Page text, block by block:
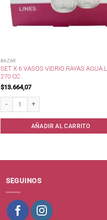
BAZAR
SET X 6 VASOS VIDRIO RAYAS AGUA
270 CC .
$13.664,07
AÑADIR AL CARRITO
SEGUINOS